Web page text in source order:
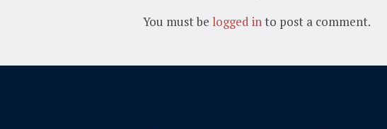
You must be logged into post a comment.